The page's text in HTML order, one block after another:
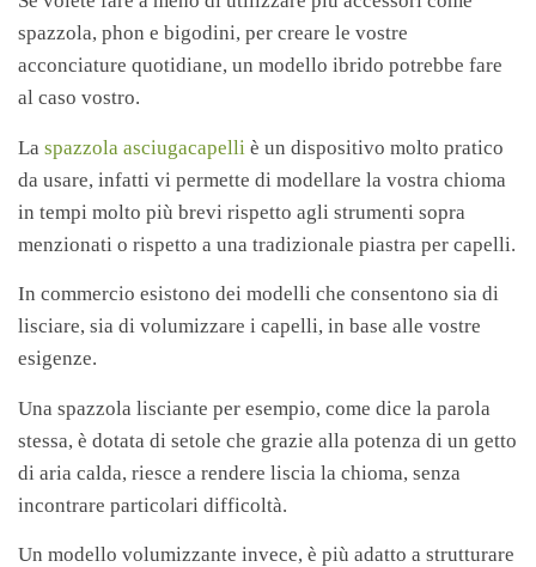
spazzola, phon e bigodini, per creare le vostre
acconciature quotidiane, un modello ibrido potrebbe fare
al caso vostro.
La spazzola asciugacapelli è un dispositivo molto pratico
da usare, infatti vi permette di modellare la vostra chioma
in tempi molto più brevi rispetto agli strumenti sopra
menzionati o rispetto a una tradizionale piastra per capelli.
In commercio esistono dei modelli che consentono sia di
lisciare, sia di volumizzare i capelli, in base alle vostre
esigenze.
Una spazzola lisciante per esempio, come dice la parola
stessa, è dotata di setole che grazie alla potenza di un getto
di aria calda, riesce a rendere liscia la chioma, senza
incontrare particolari difficoltà.
Un modello volumizzante invece, è più adatto a strutturare